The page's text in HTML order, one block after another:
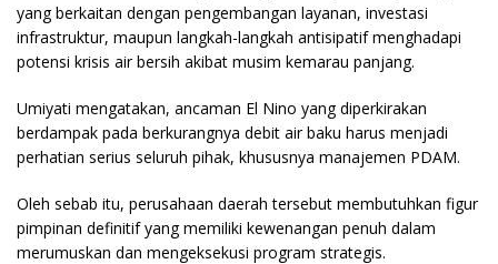
yang berkaitan dengan pengembangan layanan, investasi
infrastruktur, maupun langkah-langkah antisipatif menghadapi
potensi krisis air bersih akibat musim kemarau panjang.
Umiyati mengatakan, ancaman El Nino yang diperkirakan
berdampak pada berkurangnya debit air baku harus menjadi
perhatian serius seluruh pihak, khususnya manajemen PDAM.
Oleh sebab itu, perusahaan daerah tersebut membutuhkan figur
pimpinan definitif yang memiliki kewenangan penuh dalam
merumuskan dan mengeksekusi program strategis.